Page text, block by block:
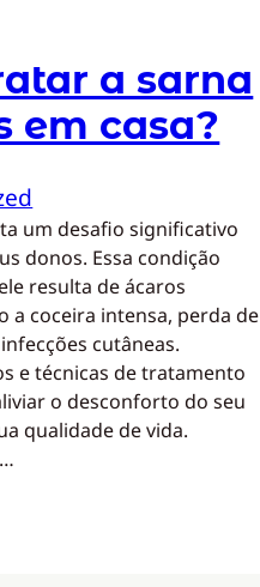
a sarna
em casa?
um desafio significativo
donos. Essa condição
resulta de ácaros
a coceira intensa, perda de
cutâneas.
e técnicas de tratamento
o desconforto do seu
qualidade de vida.